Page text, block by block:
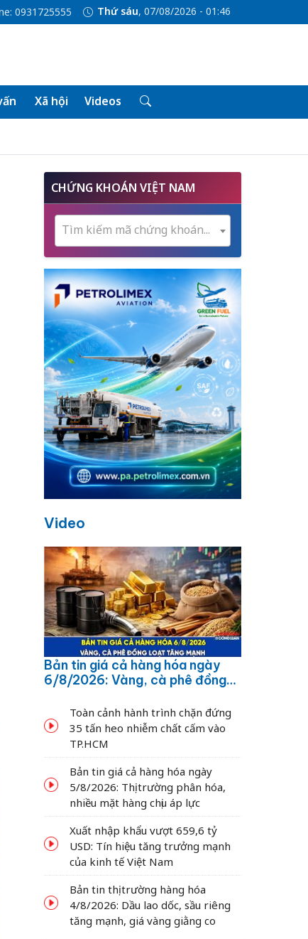
0931725555 Thứ sáu, 07/08/2026 - 01:46
Xã hội Videos
CHỨNG KHOÁN VIỆT NAM
Tìm kiếm mã chứng khoán...
Video
Bản tin giá cả hàng hóa ngày
6/8/2026: Vàng, cà phê đồng
Toàn cảnh hành trình chặn đứng
35 tấn heo nhiễm chất cấm vào
TP.HCM
Bản tin giá cả hàng hóa ngày
5/8/2026: Thị trường phân hóa,
nhiều mặt hàng chịu áp lực
Xuất nhập khẩu vượt 659,6 tỷ
USD: Tín hiệu tăng trưởng mạnh
của kinh tế Việt Nam
Bản tin thị trường hàng hóa
4/8/2026: Dầu lao dốc, sầu riêng
tăng mạnh, giá vàng giằng co